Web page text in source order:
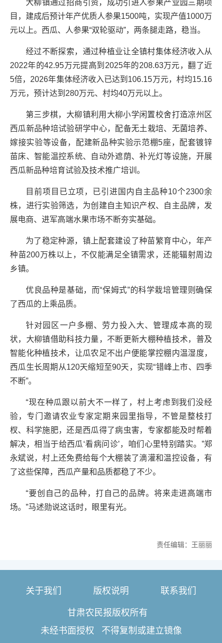
大柳镇通过招商引资，成功引进人参果产业园三期项
目，建成后预计年产优质人参果1500吨，实现产值1000万
元以上。西瓜、人参果“双轮驱动”，两条腿走路，稳当。
经过不断探索，通过种植业让全镇村集体经济收入从
2022年的42.95万元提高到2025年的208.63万元，翻了近
5倍，2026年集体经济收入已达到106.15万元，村均15.16
万元，预计达到280万元、村均40万元以上。
第三步棋，大柳镇利用大柳小学闲置校舍打造凉州区
西瓜新品种培试验研学中心，配备无土栽培、无菌培养、
嫁接实验等设备，配建新品种实验示范棚5座，配套镀锌
苗床、智能温控系统、自动外遮荫、补光灯等设施，开展
西瓜新品种培育试验及技术推广培训。
目前项目已立项，已引进国内自主品种10个2300余
株，进行实验筛选，为创建自主知识产权、自主品牌，发
展电商、进军高端水果市场不断夯实基础。
为了稳定种源，镇上配套建设了种苗繁育中心，年产
种苗200万株以上，不仅能满足全镇需求，还能辐射周边
乡镇。
优良品种是基础，而“保姆式”的科学栽培管理则确保
了西瓜的上乘品质。
针对园区一户多棚、劳力投入大、管理成本高的现
状，大柳镇借助科技力量，不断更新大棚种植技术，普及
智能化种植技术，让瓜农足不出户便能掌控棚内温湿度，
西瓜生长周期从120天缩短至90天，实现“错峰上市、四季
不断”。
“现在种瓜跟以前大不一样了，村上考虑到我们没经
验，专门邀请农业专家定期来园里指导，不管是整枝打
杈、科学施肥，还是西瓜得了病虫害，专家都能及时帮着
解决，相当于给西瓜‘看病问诊’，咱们心里特别踏实。”郑
永斌说，村上还免费给每个大棚装了滴灌和温控设备，有
了这些保障，西瓜产量和品质都稳了不少。
“要创自己的品种，打自己的品牌。将来走进高端市
场。”马述勋说这话时，眼里有光。
责任编辑：王丽丽
关于我们 版权说明 联系我们
甘肃农民报版权所有
未经书面授权 不得复制或建立镜像